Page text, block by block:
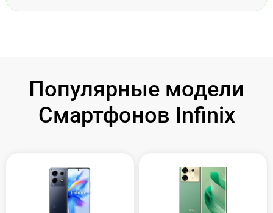
Популярные модели
Смартфонов Infinix